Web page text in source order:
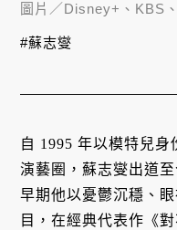
自 1995 年以模特兒身
演藝圈，蘇志燮出道
早期他以憂鬱沉穩、
目，在經典代表作《
圖片／Disney+、KBS
#蘇志燮